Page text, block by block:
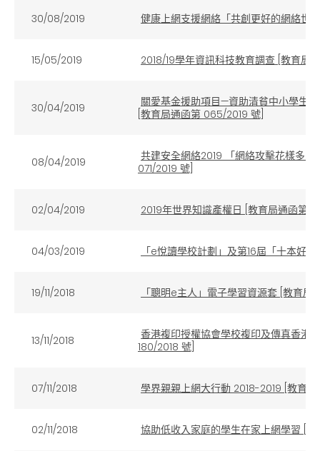
30/08/2019 健康上網支援網絡「共創更好的網絡世
15/05/2019 2018/19學年資訊科技教育調查 [教育局
30/04/2019
關愛基金援助項目—資助清貧中小學生
[教育局通函第 065/2019 號]
08/04/2019
共建安全網絡2019 「網絡攻擊花樣多
071/2019 號]
02/04/2019 2019年世界知識產權日 [教育局通函第
04/03/2019 「e悅讀學校計劃」及第16屆「十本好
19/11/2018 「聰明e主人」電子學習資源套 [教育局
13/11/2018
香港複印授權協會學校複印及傳真香港
180/2018 號]
07/11/2018 學界親親上網大行動 2018-2019 [教育
02/11/2018 協助低收入家庭的學生在家上網學習 [